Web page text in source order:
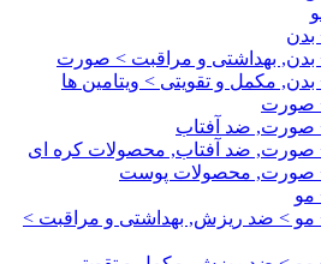
بدن
بدن, بهداشتی و مراقبت > صورت
مکمل و تقویتی > ویتامین ها
صورت
صورت, ضد آفتاب
صورت, ضد آفتاب, محصولات کره ای
> صورت, محصولات پوست
مو
مو > ضد ریزش, بهداشتی و مراقبت >